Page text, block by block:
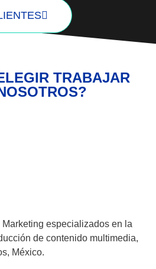
TRABAJAR
especializados en la
de contenido multimedia,
México.